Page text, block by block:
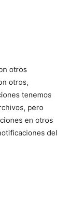
otros
otros,
tenemos
pero
en otros
del